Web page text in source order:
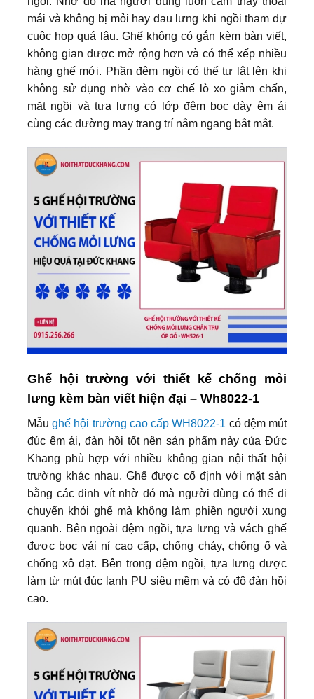
mái và không bị mỏi hay đau lưng khi ngồi tham dự
cuộc họp quá lâu. Ghế không có gắn kèm bàn viết,
không gian được mở rộng hơn và có thể xếp nhiều
hàng ghế mới. Phần đệm ngồi có thể tự lật lên khi
không sử dụng nhờ vào cơ chế lò xo giảm chấn,
mặt ngồi và tựa lưng có lớp đệm bọc dày êm ái
cùng các đường may trang trí nằm ngang bắt mắt.
Ghế hội trường với thiết kế chống mỏi
lưng kèm bàn viết hiện đại – Wh8022-1
Mẫughế hội trường cao cấp WH8022-1 có đệm mút
đúc êm ái, đàn hồi tốt nên sản phẩm này của Đức
Khang phù hợp với nhiều không gian nội thất hội
trường khác nhau. Ghế được cố định với mặt sàn
bằng các đinh vít nhờ đó mà người dùng có thể di
chuyển khỏi ghế mà không làm phiền người xung
quanh. Bên ngoài đệm ngồi, tựa lưng và vách ghế
được bọc vải nỉ cao cấp, chống cháy, chống ố và
chống xô dạt. Bên trong đệm ngồi, tựa lưng được
làm từ mút đúc lạnh PU siêu mềm và có độ đàn hồi
cao.